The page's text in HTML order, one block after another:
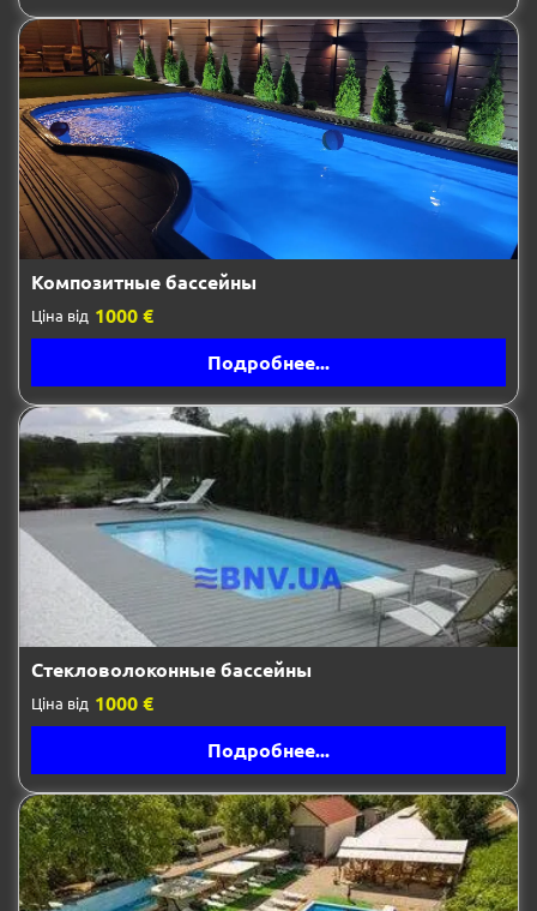
Композитные бассейны
Ціна від 1000 €
Подробнее...
Стекловолоконные бассейны
Ціна від 1000 €
Подробнее...